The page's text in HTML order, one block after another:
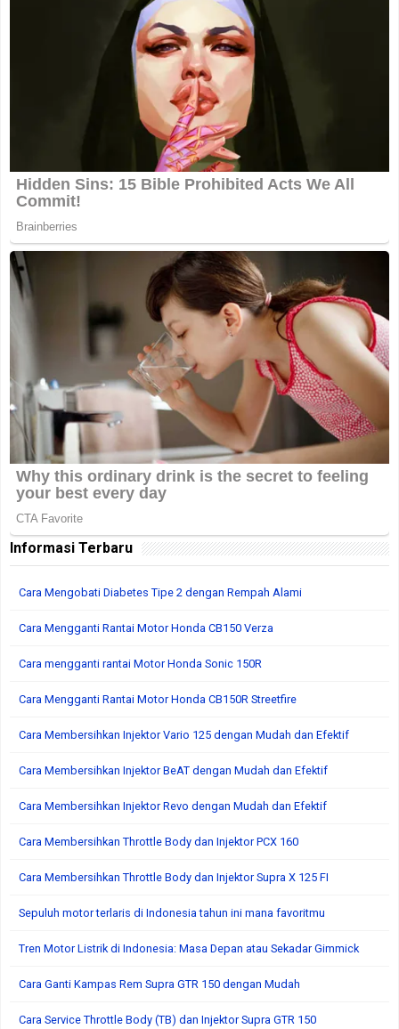
Informasi Terbaru
Cara Mengobati Diabetes Tipe 2 dengan Rempah Alami
Cara Mengganti Rantai Motor Honda CB150 Verza
Cara mengganti rantai Motor Honda Sonic 150R
Cara Mengganti Rantai Motor Honda CB150R Streetfire
Cara Membersihkan Injektor Vario 125 dengan Mudah dan Efektif
Cara Membersihkan Injektor BeAT dengan Mudah dan Efektif
Cara Membersihkan Injektor Revo dengan Mudah dan Efektif
Cara Membersihkan Throttle Body dan Injektor PCX 160
Cara Membersihkan Throttle Body dan Injektor Supra X 125 FI
Sepuluh motor terlaris di Indonesia tahun ini mana favoritmu
Tren Motor Listrik di Indonesia: Masa Depan atau Sekadar Gimmick
Cara Ganti Kampas Rem Supra GTR 150 dengan Mudah
Cara Service Throttle Body (TB) dan Injektor Supra GTR 150